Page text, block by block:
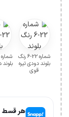
شماره 22-6 رنگ
بلوند دودی تیره
قوی
هر قسط